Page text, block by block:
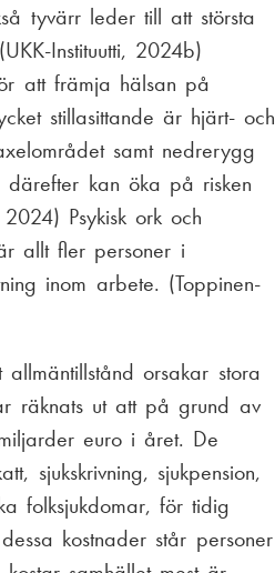
tyvärr leder till att största
Instituutti, 2024b)
att främja hälsan på
stillasittande är hjärt- och
samt nedrerygg
därefter kan öka på risken
Psykisk ork och
allt fler personer i
inom arbete. (Toppinen-
orsakar stora
räknats ut att på grund av
euro i året. De
sjukskrivning, sjukpension,
folksjukdomar, för tidig
kostnader står personer